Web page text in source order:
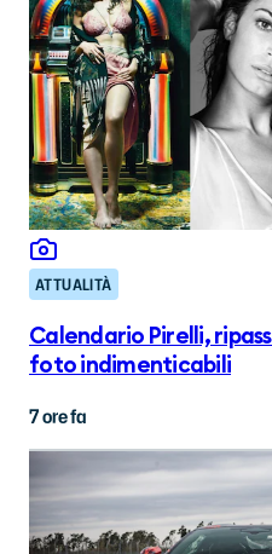
ATTUALITÀ
Calendario Pirelli,
foto indimenticabili
7 ore fa